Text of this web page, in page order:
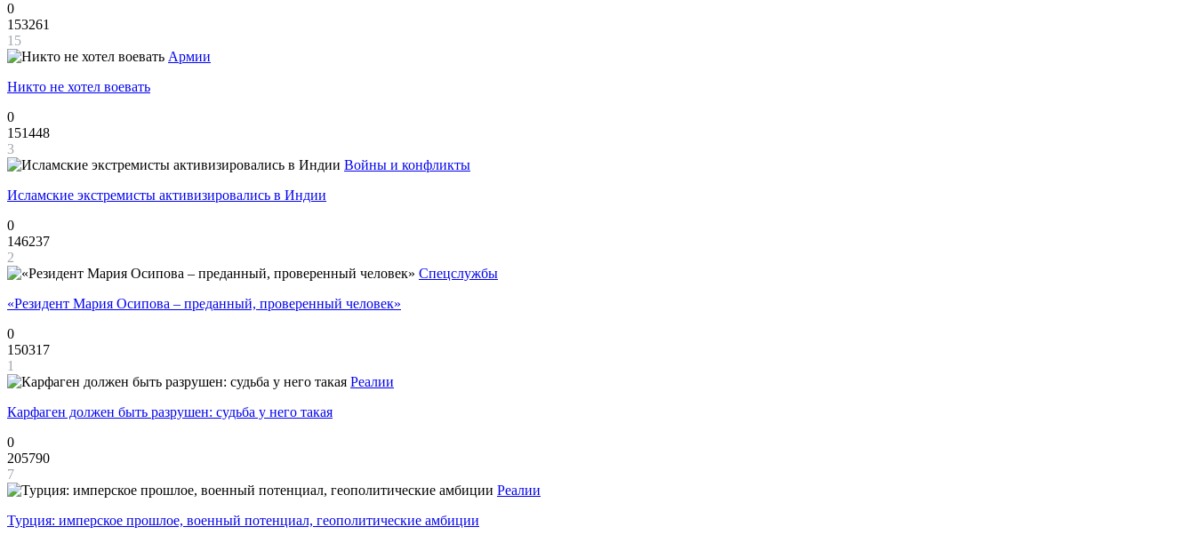
0
153261
15
Армии
Никто не хотел воевать
0
151448
3
Войны и конфликты
Исламские экстремисты активизировались в Индии
0
146237
2
Спецслужбы
«Резидент Мария Осипова – преданный, проверенный человек»
0
150317
1
Реалии
Карфаген должен быть разрушен: судьба у него такая
0
205790
7
Реалии
Турция: имперское прошлое, военный потенциал, геополитические амбиции